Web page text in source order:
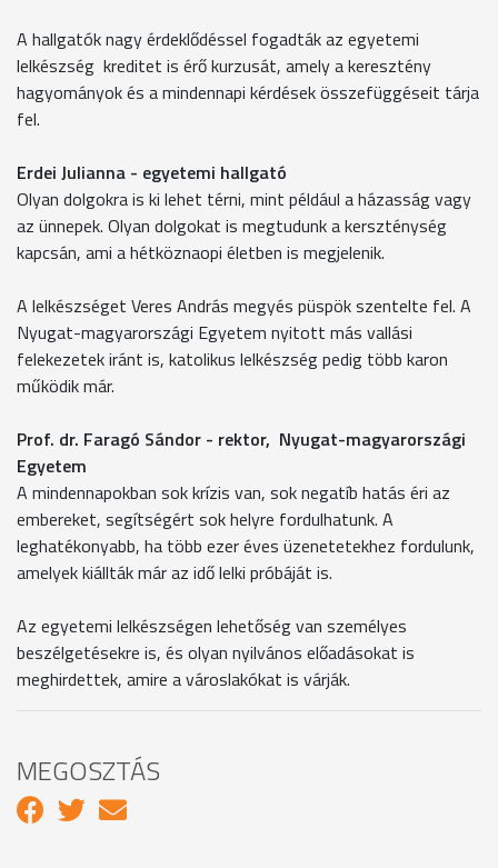
A hallgatók nagy érdeklődéssel fogadták az egyetemi
lelkészség kreditet is érő kurzusát, amely a keresztény
hagyományok és a mindennapi kérdések összefüggéseit tárja
fel.
Erdei Julianna - egyetemi hallgató
Olyan dolgokra is ki lehet térni, mint például a házasság vagy
az ünnepek. Olyan dolgokat is megtudunk a kerszténység
kapcsán, ami a hétköznaopi életben is megjelenik.
A lelkészséget Veres András megyés püspök szentelte fel. A
Nyugat-magyarországi Egyetem nyitott más vallási
felekezetek iránt is, katolikus lelkészség pedig több karon
működik már.
Prof. dr. Faragó Sándor - rektor, Nyugat-magyarországi
Egyetem
A mindennapokban sok krízis van, sok negatíb hatás éri az
embereket, segítségért sok helyre fordulhatunk. A
leghatékonyabb, ha több ezer éves üzenetetekhez fordulunk,
amelyek kiállták már az idő lelki próbáját is.
Az egyetemi lelkészségen lehetőség van személyes
beszélgetésekre is, és olyan nyilvános előadásokat is
meghirdettek, amire a városlakókat is várják.
MEGOSZTÁS